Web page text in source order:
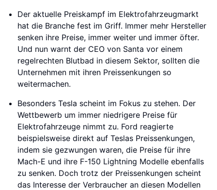
Der aktuelle Preiskampf im Elektrofahrzeugmarkt
hat die Branche fest im Griff. Immer mehr Hersteller
senken ihre Preise, immer weiter und immer öfter.
Und nun warnt der CEO von Santa vor einem
regelrechten Blutbad in diesem Sektor, sollten die
Unternehmen mit ihren Preissenkungen so
weitermachen.
Besonders Tesla scheint im Fokus zu stehen. Der
Wettbewerb um immer niedrigere Preise für
Elektrofahrzeuge nimmt zu. Ford reagierte
beispielsweise direkt auf Teslas Preissenkungen,
indem sie gezwungen waren, die Preise für ihre
Mach-E und ihre F-150 Lightning Modelle ebenfalls
zu senken. Doch trotz der Preissenkungen scheint
das Interesse der Verbraucher an diesen Modellen